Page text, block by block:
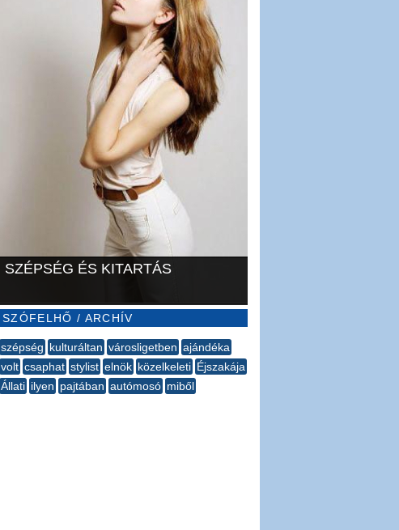
SZÉPSÉG ÉS KITARTÁS
SZÓFELHŐ / ARCHÍV
szépség kulturáltan városligetben ajándéka
volt csaphat stylist elnök közelkeleti Éjszakája
Állati ilyen pajtában autómosó miből